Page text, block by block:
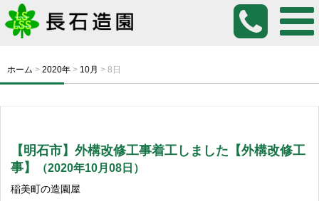
ホーム > 2020年 > 10月 > 8日
【明石市】外構改修工事着工しました【外構改修工
事】
（2020年10月08日）
稲美町の造園屋